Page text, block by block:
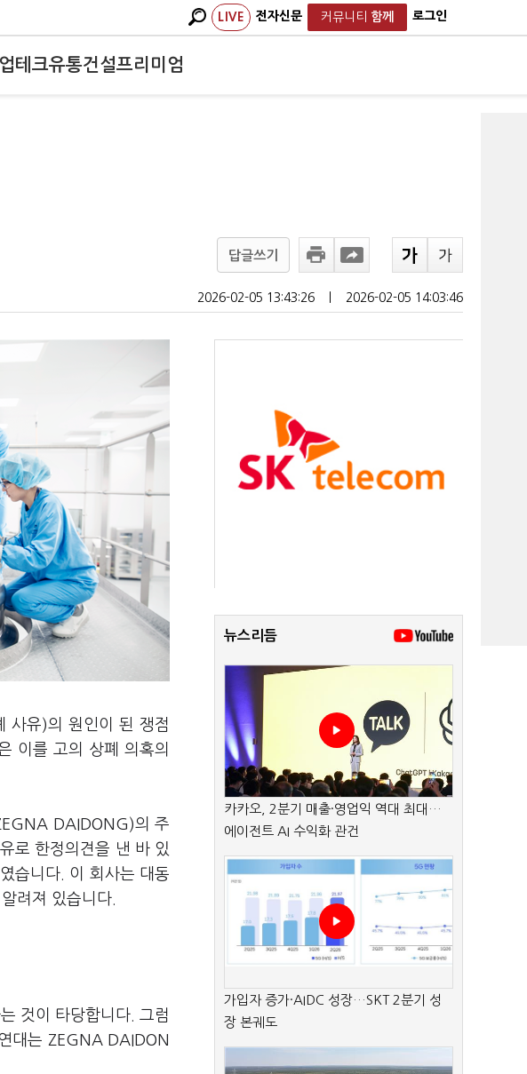
LIVE 전자신문 커뮤니티 함께 로그인
테크유통건설프리미엄
답글쓰기
2026-02-05 13:43:26 2026-02-05 14:03:46
사유)의 원인이 된 쟁점
이를 고의 상폐 의혹의
DAIDONG)의 주
로 한정의견을 낸 바 있
습니다. 이 회사는 대동
려져 있습니다.
것이 타당합니다. 그럼
대는 ZEGNA DAIDON
뉴스리듬
카카오, 2분기 매출·영업익 역대 최대…
에이전트 AI 수익화 관건
가입자 증가·AIDC 성장…SKT 2분기 성
장 본궤도